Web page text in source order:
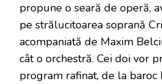
propune o seară de operă,
pe strălucitoarea soprană
acompaniată de Maxim
cât o orchestră. Cei doi vor
program rafinat, de la baroc